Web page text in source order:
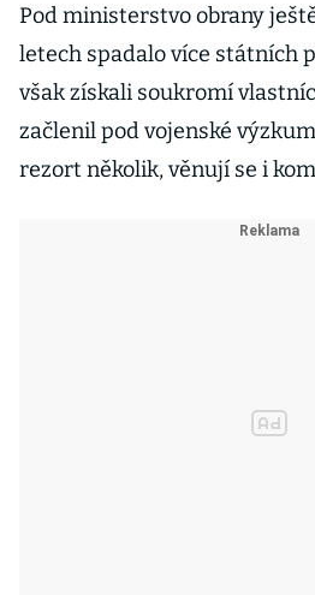
Pod ministerstvo obrany
letech spadalo více státních
však získali soukromí
začlenil pod vojenské
rezort několik, věnují se i